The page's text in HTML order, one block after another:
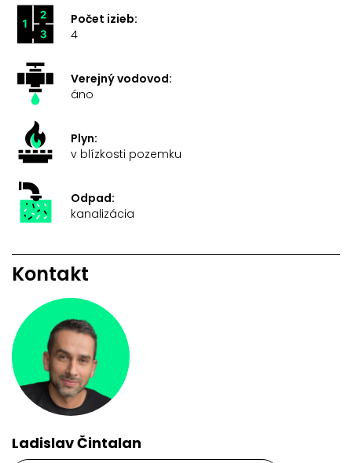
Počet izieb:
4
Verejný vodovod:
áno
Plyn:
v blízkosti pozemku
Odpad:
kanalizácia
Kontakt
Ladislav Čintalan